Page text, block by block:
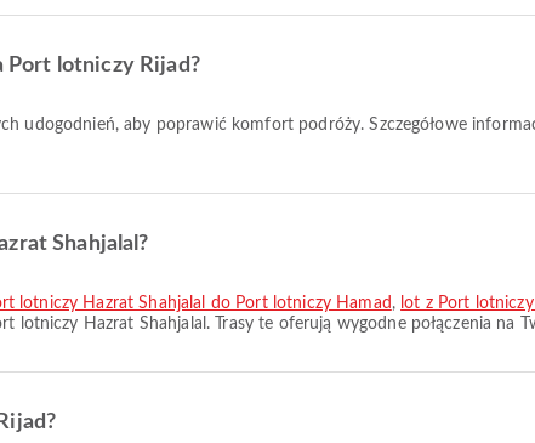
Port lotniczy Rijad?
Shahjalal?
lotniczy Hazrat Shahjalal do Port lotniczy Hamad , lot z Port
lotniczy Hazrat Shahjalal. Trasy te oferują wygodne połączenia na